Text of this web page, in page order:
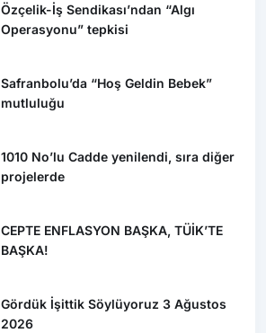
Özçelik-İş Sendikası’ndan “Algı
Operasyonu” tepkisi
Safranbolu’da “Hoş Geldin Bebek”
mutluluğu
1010 No’lu Cadde yenilendi, sıra diğer
projelerde
CEPTE ENFLASYON BAŞKA, TÜİK’TE
BAŞKA!
Gördük İşittik Söylüyoruz 3 Ağustos
2026